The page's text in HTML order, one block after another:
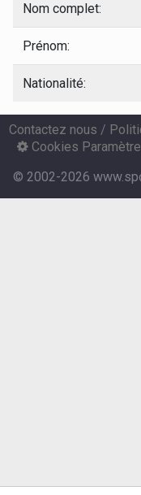
Nom complet:
Prénom:
Nationalité:
Contactez nous /
Cookies
© 2002-2026